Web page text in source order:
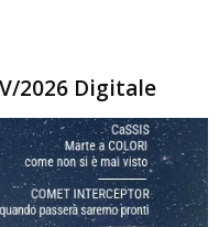
2026 Digitale